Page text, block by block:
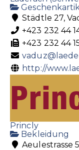
Städtle 27,
+423 232 44
+423 232 44
http://
Princly
Bekleidung
Aeulestrasse